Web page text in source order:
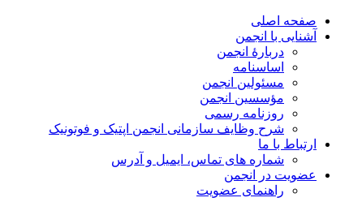
صفحه اصلی
آشنایی با انجمن
دربارۀ انجمن
اساسنامه
مسئولین انجمن
مؤسسین انجمن
روزنامه رسمی
شرح وظایف سازمانی انجمن اپتیک و فوتونیک
ارتباط با ما
شماره های تماس، ایمیل و آدرس
عضویت در انجمن
راهنمای عضویت